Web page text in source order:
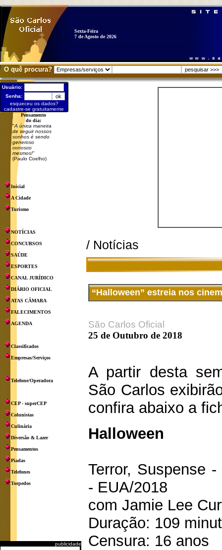
Sexta-Feira
7 de Agosto de 2026
O quê procura?
Usuário:
Senha:
esqueceu os dados?
cadastre-se gratuitamente
Pensamento
do dia:
"A única maneira
de seguir nossos
sonhos é sendo
generoso
conosco
mesmos!"
(Paulo Coelho)
Inicial
A Cidade
Turismo
NOTÍCIAS
CONCURSOS
SAÚDE
ESPORTES
CANAL JURÍDICO
DIÁRIO OFICIAL
ATAS CÂMARA
FALECIMENTOS
AGENDA
Classificados
Empresas/Serviços
Telefone/Operadora
CEP - superCEP
Colunistas
Culinária
Diversão & Lazer
Pensamentos
Piadas
Telefones
Torpedos
publicidade
/ Notícias
“Halloween” estreia nos
São Carlos Oficial
25 de Outubro de 2018
A partir desta
São Carlos
confira abaixo a
Halloween
Terror, Suspense
- EUA/2018
com Jamie Lee
Duração: 109
Censura: 16 anos